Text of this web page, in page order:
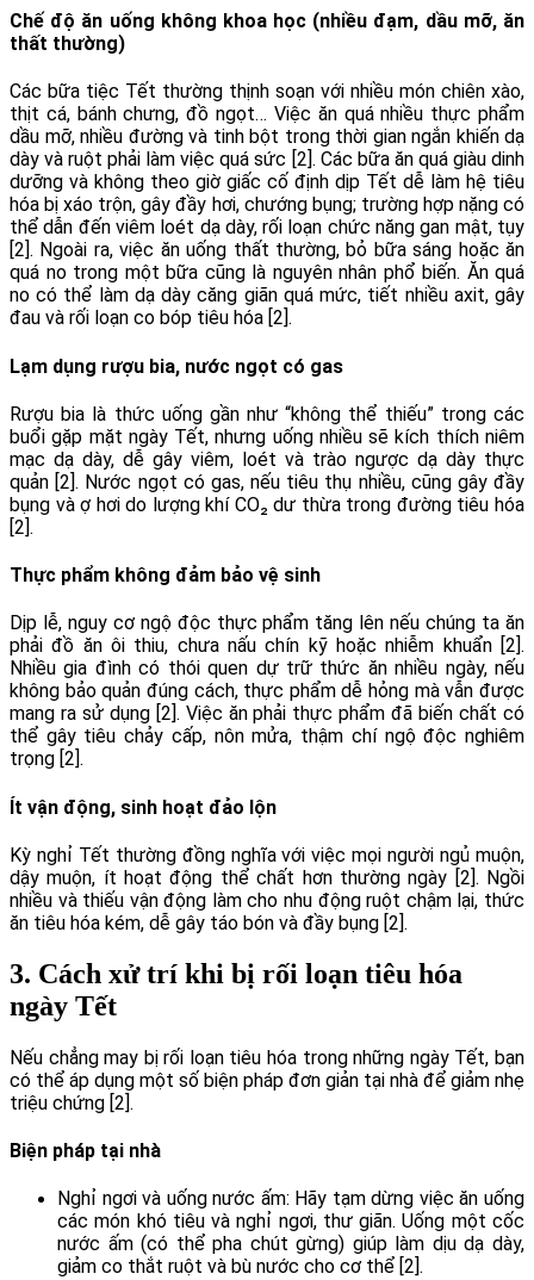
Chế độ ăn uống không khoa học (nhiều đạm, dầu mỡ, ăn
thất thường)
Các bữa tiệc Tết thường thịnh soạn với nhiều món chiên xào,
thịt cá, bánh chưng, đồ ngọt… Việc ăn quá nhiều thực phẩm
dầu mỡ, nhiều đường và tinh bột trong thời gian ngắn khiến dạ
dày và ruột phải làm việc quá sức [2]. Các bữa ăn quá giàu dinh
dưỡng và không theo giờ giấc cố định dịp Tết dễ làm hệ tiêu
hóa bị xáo trộn, gây đầy hơi, chướng bụng; trường hợp nặng có
thể dẫn đến viêm loét dạ dày, rối loạn chức năng gan mật, tụy
[2]. Ngoài ra, việc ăn uống thất thường, bỏ bữa sáng hoặc ăn
quá no trong một bữa cũng là nguyên nhân phổ biến. Ăn quá
no có thể làm dạ dày căng giãn quá mức, tiết nhiều axit, gây
đau và rối loạn co bóp tiêu hóa [2].
Lạm dụng rượu bia, nước ngọt có gas
Rượu bia là thức uống gần như “không thể thiếu” trong các
buổi gặp mặt ngày Tết, nhưng uống nhiều sẽ kích thích niêm
mạc dạ dày, dễ gây viêm, loét và trào ngược dạ dày thực
quản [2]. Nước ngọt có gas, nếu tiêu thụ nhiều, cũng gây đầy
bụng và ợ hơi do lượng khí CO₂ dư thừa trong đường tiêu hóa
[2].
Thực phẩm không đảm bảo vệ sinh
Dịp lễ, nguy cơ ngộ độc thực phẩm tăng lên nếu chúng ta ăn
phải đồ ăn ôi thiu, chưa nấu chín kỹ hoặc nhiễm khuẩn [2].
Nhiều gia đình có thói quen dự trữ thức ăn nhiều ngày, nếu
không bảo quản đúng cách, thực phẩm dễ hỏng mà vẫn được
mang ra sử dụng [2]. Việc ăn phải thực phẩm đã biến chất có
thể gây tiêu chảy cấp, nôn mửa, thậm chí ngộ độc nghiêm
trọng [2].
Ít vận động, sinh hoạt đảo lộn
Kỳ nghỉ Tết thường đồng nghĩa với việc mọi người ngủ muộn,
dậy muộn, ít hoạt động thể chất hơn thường ngày [2]. Ngồi
nhiều và thiếu vận động làm cho nhu động ruột chậm lại, thức
ăn tiêu hóa kém, dễ gây táo bón và đầy bụng [2].
3. Cách xử trí khi bị rối loạn tiêu hóa
ngày Tết
Nếu chẳng may bị rối loạn tiêu hóa trong những ngày Tết, bạn
có thể áp dụng một số biện pháp đơn giản tại nhà để giảm nhẹ
triệu chứng [2].
Biện pháp tại nhà
Nghỉ ngơi và uống nước ấm: Hãy tạm dừng việc ăn uống
các món khó tiêu và nghỉ ngơi, thư giãn. Uống một cốc
nước ấm (có thể pha chút gừng) giúp làm dịu dạ dày,
giảm co thắt ruột và bù nước cho cơ thể [2].